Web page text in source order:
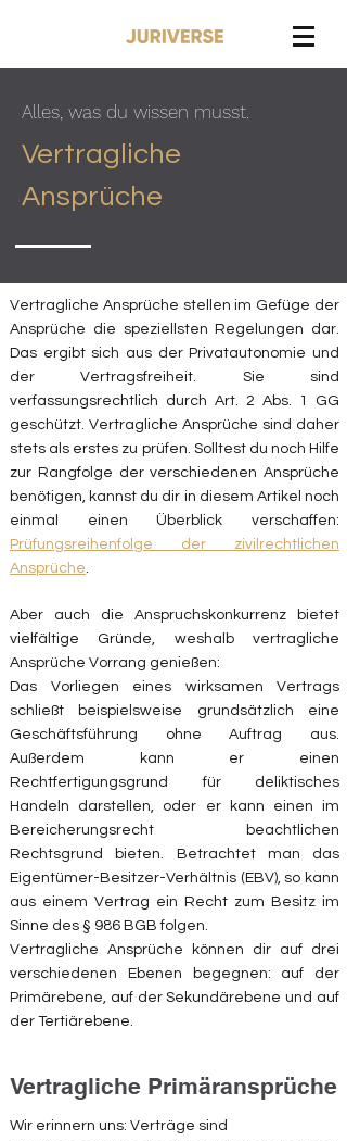
Alles, was du wissen musst.
Vertragliche
Ansprüche
Vertragliche Ansprüche stellen im Gefüge der
Ansprüche die speziellsten Regelungen dar.
Das ergibt sich aus der Privatautonomie und
der Vertragsfreiheit. Sie sind
verfassungsrechtlich durch Art. 2 Abs. 1 GG
geschützt. Vertragliche Ansprüche sind daher
stets als erstes zu prüfen. Solltest du noch Hilfe
zur Rangfolge der verschiedenen Ansprüche
benötigen, kannst du dir in diesem Artikel noch
einmal einen Überblick verschaffen:
Prüfungsreihenfolge der zivilrechtlichen
Ansprüche.
Aber auch die Anspruchskonkurrenz bietet
vielfältige Gründe, weshalb vertragliche
Ansprüche Vorrang genießen:
Das Vorliegen eines wirksamen Vertrags
schließt beispielsweise grundsätzlich eine
Geschäftsführung ohne Auftrag aus.
Außerdem kann er einen
Rechtfertigungsgrund für deliktisches
Handeln darstellen, oder er kann einen im
Bereicherungsrecht beachtlichen
Rechtsgrund bieten. Betrachtet man das
Eigentümer-Besitzer-Verhältnis (EBV), so kann
aus einem Vertrag ein Recht zum Besitz im
Sinne des § 986 BGB folgen.
Vertragliche Ansprüche können dir auf drei
verschiedenen Ebenen begegnen: auf der
Primärebene, auf der Sekundärebene und auf
der Tertiärebene.
Vertragliche Primäransprüche
Wir erinnern uns: Verträge sind